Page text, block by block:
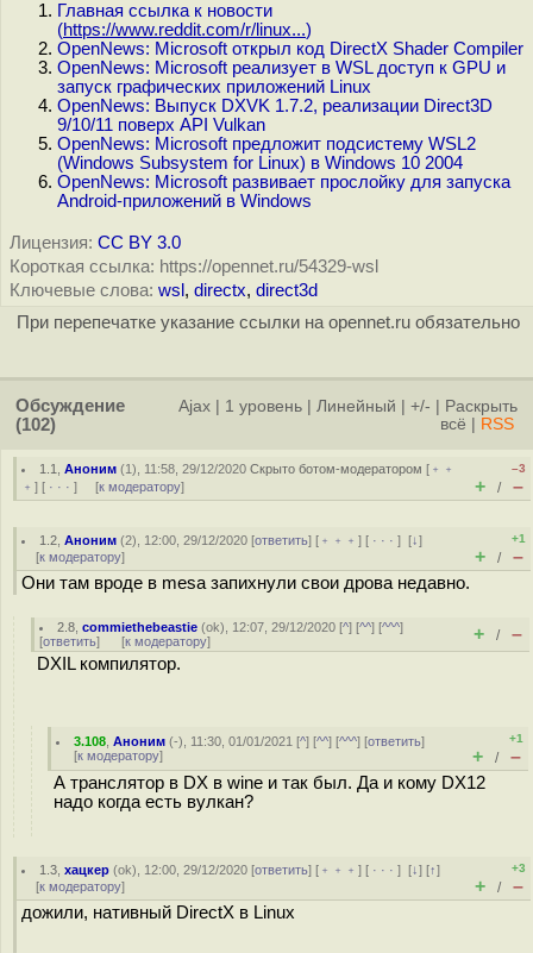
Главная ссылка к новости
(https://www.reddit.com/r/linux...)
OpenNews: Microsoft открыл код DirectX Shader Compiler
OpenNews: Microsoft реализует в WSL доступ к GPU и
запуск графических приложений Linux
OpenNews: Выпуск DXVK 1.7.2, реализации Direct3D
9/10/11 поверх API Vulkan
OpenNews: Microsoft предложит подсистему WSL2
(Windows Subsystem for Linux) в Windows 10 2004
OpenNews: Microsoft развивает прослойку для запуска
Android-приложений в Windows
Лицензия: CC BY 3.0
Короткая ссылка: https://opennet.ru/54329-wsl
Ключевые слова: wsl , directx, direct3d
При перепечатке указание ссылки на opennet.ru обязательно
Обсуждение
(102)
Ajax 1 уровень Линейный +/-
Раскрыть
всё
RSS
1.1 ,Аноним (1), 11:58, 29/12/2020Скрыто ботом-модератором [ ﹢﹢
﹢ ] [ · · · ] [к модератору]
–3
+ / –
1.2 ,Аноним (2), 12:00, 29/12/2020 [ответить] [ ﹢﹢﹢] [ · · ·][↓]
[к модератору]
+1
+ / –
Они там вроде в mesa запихнули свои дрова недавно.
2.8 ,commiethebeastie (ok), 12:07, 29/12/2020 [^] [^^] [^^^]
[ответить] [к модератору] + / –
DXIL компилятор.
3.108 ,Аноним (-), 11:30, 01/01/2021 [^] [^^] [^^^] [ответить]
[к модератору]
+1
+ / –
А транслятор в DX в wine и так был. Да и кому DX12
надо когда есть вулкан?
1.3 ,хацкер (ok), 12:00, 29/12/2020 [ответить] [ ﹢﹢﹢] [ · · ·][↓] [↑]
[к модератору]
+3
+ / –
дожили, нативный DirectX в Linux